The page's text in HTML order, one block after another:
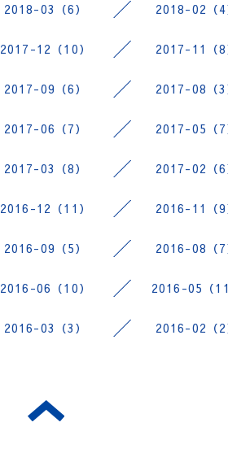
2018-03（6） 2018-02（4
2017-12（10） 2017-11（8
2017-09（6） 2017-08（3
2017-06（7） 2017-05（7
2017-03（8） 2017-02（6
2016-12（11） 2016-11（9
2016-09（5） 2016-08（7
2016-06（10） 2016-05（11
2016-03（3） 2016-02（2